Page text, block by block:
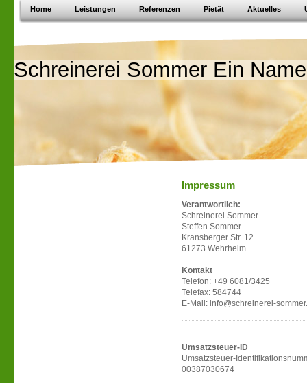
Home Leistungen Referenzen Pietät Aktuelles
Schreinerei Sommer Ein
Impressum
Verantwortlich:
Schreinerei Sommer
Steffen Sommer
Kransberger Str. 12
61273 Wehrheim
Kontakt
Telefon: +49 6081/3425
Telefax: 584744
E-Mail: info@schreinerei-
Umsatzsteuer-ID
Umsatzsteuer-
00387030674